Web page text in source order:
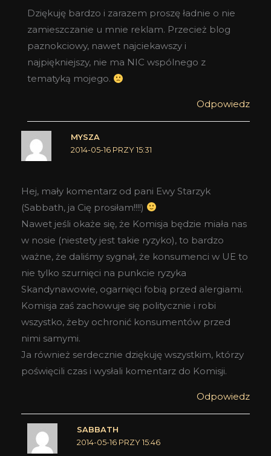
Dziękuję bardzo i zarazem proszę ładnie o nie
zamieszczanie u mnie reklam. Przecież blog
paznokciowy, nawet najciekawszy i
najpiękniejszy, nie ma NIC wspólnego z
tematyką mojego.
Odpowiedz
MYSZA
2014-05-16 PRZY 15:31
Hej, mały komentarz od pani Ewy Starzyk
(Sabbath, ja Cię prosiłam!!!!)
Nawet jeśli okaże się, że Komisja będzie miała nas
w nosie (niestety jest takie ryzyko), to bardzo
ważne, że daliśmy sygnał, że konsumenci w UE to
nie tylko szurnięci na punkcie ryzyka
Skandynawowie, ogarnięci fobią przed alergiami.
Komisja zaś zachowuje się politycznie i robi
wszystko, żeby ochronić konsumentów przed
nimi samymi.
Ja również serdecznie dziękuję wszystkim, którzy
poświęcili czas i wysłali komentarz do Komisji.
Odpowiedz
SABBATH
2014-05-16 PRZY 15:46